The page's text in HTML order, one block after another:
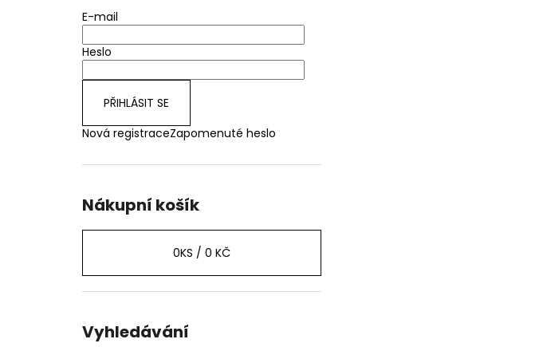
E-mail
Heslo
PŘIHLÁSIT SE
Nová registraceZapomenuté heslo
Nákupní košík
0KS / 0 KČ
Vyhledávání